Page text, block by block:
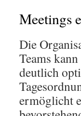
Meetings
Die
Teams
deutlich
ermöglicht